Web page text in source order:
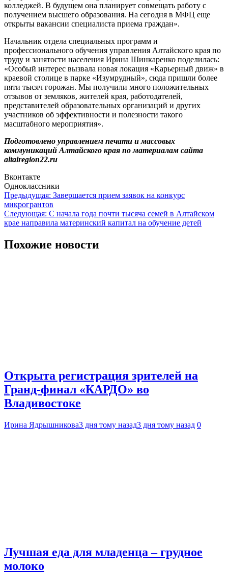
колледжей. В будущем она планирует совмещать работу с
получением высшего образования. На сегодня в МФЦ еще
открыты вакансии специалиста приема граждан».
Начальник отдела специальных программ и
профессионального обучения управления Алтайского края по
труду и занятости населения Ирина Шинкаренко поделилась:
«Особый интерес вызвала новая локация «Карьерный движ» в
краевой столице в парке «Изумрудный», сюда пришли более
пяти тысяч горожан. Мы получили много положительных
отзывов от земляков, жителей края, работодателей,
представителей образовательных организаций и других
участников об эффективности и полезности такого
масштабного мероприятия».
Подготовлено управлением печати и массовых
коммуникаций Алтайского края по материалам сайта
altairegion22.ru
Вконтакте
Одноклассники
Навигация
по
записям
Предыдущая: Завершается прием заявок на конкурс
микрогрантов
Следующая: С начала года почти тысяча семей в Алтайском
крае направила материнский капитал на обучение детей
Похожие новости
Открыта регистрация зрителей на
Гранд-финал «КАРДО» во
Владивостоке
Ирина Ядрышникова3 дня тому назад3 дня тому назад 0
Лучшая еда для младенца – грудное
молоко